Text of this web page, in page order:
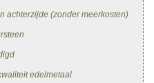
achterzijde (zonder meerkosten)
edelmetaal